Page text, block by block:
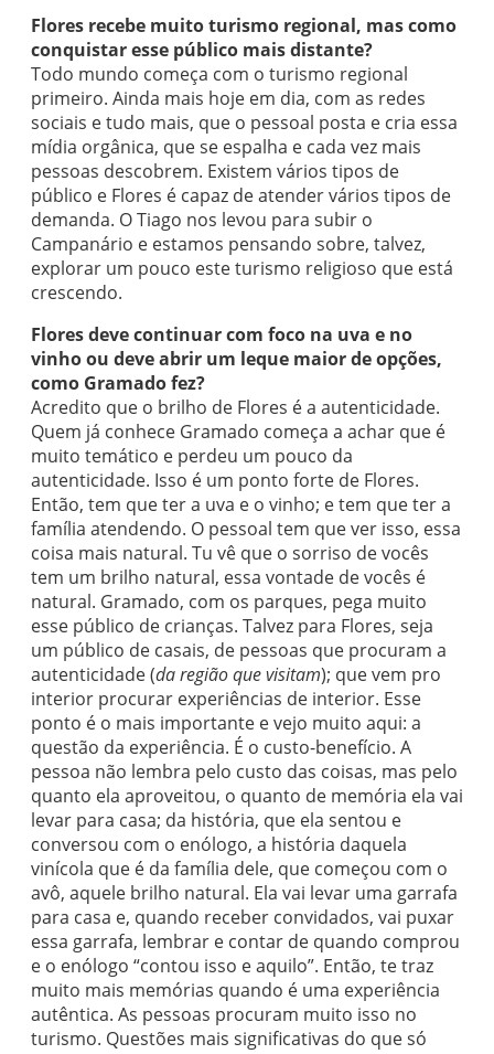
Flores recebe muito turismo regional, mas como
conquistar esse público mais distante?
Todo mundo começa com o turismo regional
primeiro. Ainda mais hoje em dia, com as redes
sociais e tudo mais, que o pessoal posta e cria essa
mídia orgânica, que se espalha e cada vez mais
pessoas descobrem. Existem vários tipos de
público e Flores é capaz de atender vários tipos de
demanda. O Tiago nos levou para subir o
Campanário e estamos pensando sobre, talvez,
explorar um pouco este turismo religioso que está
crescendo.
Flores deve continuar com foco na uva e no
vinho ou deve abrir um leque maior de opções,
como Gramado fez?
Acredito que o brilho de Flores é a autenticidade.
Quem já conhece Gramado começa a achar que é
muito temático e perdeu um pouco da
autenticidade. Isso é um ponto forte de Flores.
Então, tem que ter a uva e o vinho; e tem que ter a
família atendendo. O pessoal tem que ver isso, essa
coisa mais natural. Tu vê que o sorriso de vocês
tem um brilho natural, essa vontade de vocês é
natural. Gramado, com os parques, pega muito
esse público de crianças. Talvez para Flores, seja
um público de casais, de pessoas que procuram a
autenticidade (da região que visitam); que vem pro
interior procurar experiências de interior. Esse
ponto é o mais importante e vejo muito aqui: a
questão da experiência. É o custo-benefício. A
pessoa não lembra pelo custo das coisas, mas pelo
quanto ela aproveitou, o quanto de memória ela vai
levar para casa; da história, que ela sentou e
conversou com o enólogo, a história daquela
vinícola que é da família dele, que começou com o
avô, aquele brilho natural. Ela vai levar uma garrafa
para casa e, quando receber convidados, vai puxar
essa garrafa, lembrar e contar de quando comprou
e o enólogo “contou isso e aquilo”. Então, te traz
muito mais memórias quando é uma experiência
autêntica. As pessoas procuram muito isso no
turismo. Questões mais significativas do que só